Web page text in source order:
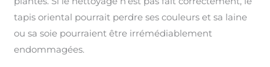
tapis oriental pourrait perdre ses couleurs et sa laine
ou sa soie pourraient être irrémédiablement
endommagées.